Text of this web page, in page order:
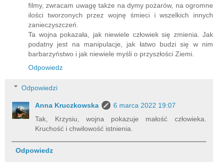
filmy, zwracam uwagę także na dymy pożarów, na ogromne
ilości tworzonych przez wojnę śmieci i wszelkich innych
zanieczyszczeń.
Ta wojna pokazała, jak niewiele człowiek się zmienia. Jak
podatny jest na manipulacje, jak łatwo budzi się w nim
barbarzyństwo i jak niewiele myśli o przyszłości Ziemi.
Odpowiedz
Odpowiedzi
Anna Kruczkowska
6 marca 2022 19:07
Tak, Krzysiu, wojna pokazuje małość człowieka.
Kruchość i chwilowość istnienia.
Odpowiedz